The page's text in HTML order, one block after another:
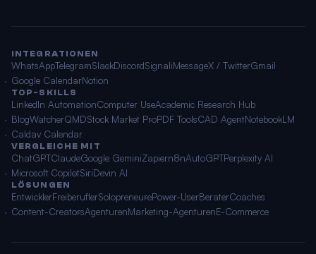
INTEGRATIONEN
WhatsAppTelegramSlackDiscordSignaliMessageX / TwitterGmail
Google CalendarNotion
TOP-SKILLS
LinkedIn AutomationComputer UseAcademic Research Hub
BlogWatcherQMDStock Market ProPDF ToolsCAD AgentNotebookLM
Caldav Calendar
VERGLEICHE MIT
ChatGPTClaudeGoogle GeminiZapiern8nAutoGPTPerplexity AI
Microsoft CopilotSiriDevin AI
LÖSUNGEN
EntwicklerFreiberuflerSolopreneurePower-UserBeraterCoaches
Content-CreatorsAgenturenMarketing-AgenturenE-Commerce